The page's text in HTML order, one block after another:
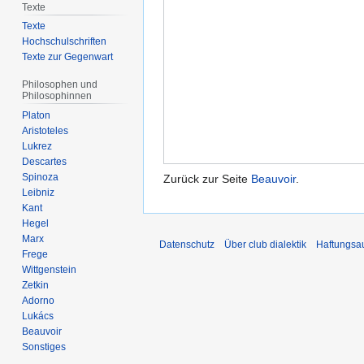
Zurück zur Seite Beauvoir.
Texte
Texte
Hochschulschriften
Texte zur Gegenwart
Philosophen und
Philosophinnen
Platon
Aristoteles
Lukrez
Descartes
Spinoza
Leibniz
Kant
Hegel
Marx
Frege
Wittgenstein
Zetkin
Adorno
Lukács
Beauvoir
Sonstiges
Datenschutz Über club dialektik